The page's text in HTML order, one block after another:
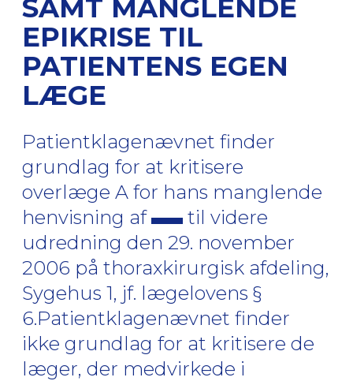
SAMT MANGLENDE
EPIKRISE TIL
PATIENTENS EGEN
LÆGE
Patientklagenævnet finder
grundlag for at kritisere
overlæge A for hans manglende
henvisning af
til videre
udredning den 29. november
2006 på thoraxkirurgisk afdeling,
Sygehus 1, jf. lægelovens §
6.Patientklagenævnet finder
ikke grundlag for at kritisere de
læger, der medvirkede i